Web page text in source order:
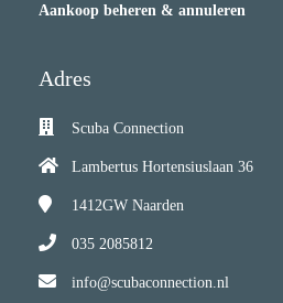
Aankoop beheren & annuleren
Adres
Scuba Connection
Lambertus Hortensiuslaan 36
1412GW Naarden
035 2085812
info@scubaconnection.nl